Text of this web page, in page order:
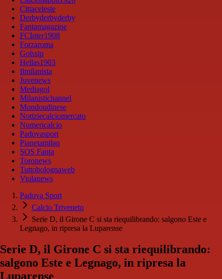
Cittaceleste
Derbyderbyderby
Fantamagazine
FCInter1908
Forzaroma
Golssip
Hellas1903
Ilmilanista
Juvenews
Mediagol
Milanistichannel
Mondoudinese
Notiziecalciomercato
Numericalcio
Padovasport
Pianetamilan
SOS Fanta
Toronews
Tuttobolognaweb
Violanews
Padova Sport
Calcio Triveneto
Serie D, il Girone C si sta riequilibrando: salgono Este e
Legnago, in ripresa la Luparense
Serie D, il Girone C si sta riequilibrando:
salgono Este e Legnago, in ripresa la
Luparense